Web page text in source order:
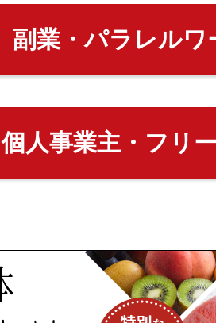
副業・パラレルワ
個人事業主・フリ